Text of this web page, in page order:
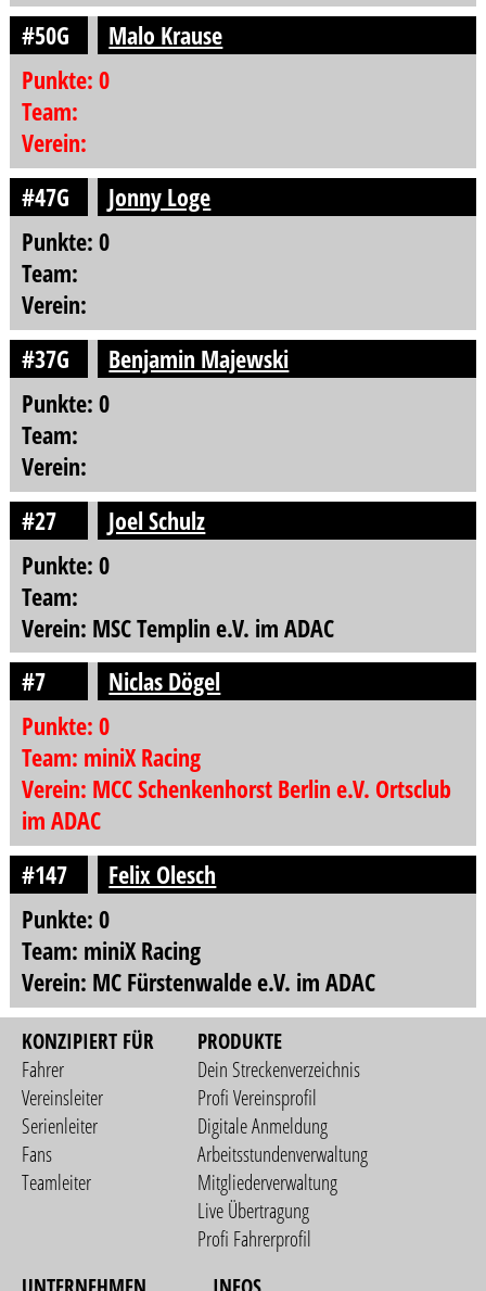
#50G
Malo Krause
Punkte: 0
Team:
Verein:
#47G
Jonny Loge
Punkte: 0
Team:
Verein:
#37G
Benjamin Majewski
Punkte: 0
Team:
Verein:
#27
Joel Schulz
Punkte: 0
Team:
Verein: MSC Templin e.V. im ADAC
#7
Niclas Dögel
Punkte: 0
Team: miniX Racing
Verein: MCC Schenkenhorst Berlin e.V. Ortsclub
im ADAC
#147
Felix Olesch
Punkte: 0
Team: miniX Racing
Verein: MC Fürstenwalde e.V. im ADAC
KONZIPIERT FÜR
Fahrer
Vereinsleiter
Serienleiter
Fans
Teamleiter
PRODUKTE
Dein Streckenverzeichnis
Profi Vereinsprofil
Digitale Anmeldung
Arbeitsstundenverwaltung
Mitgliederverwaltung
Live Übertragung
Profi Fahrerprofil